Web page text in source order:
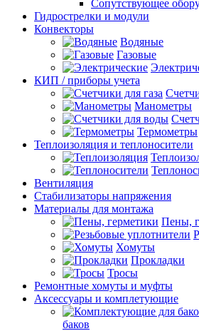
Сопутствующее
Гидрострелки и модули
Конвекторы
Водяные
Газовые
КИП / приборы учета
Манометры
Термометры
Теплоизоляция и теплоносители
Вентиляция
Стабилизаторы напряжения
Материалы для монтажа
Пены,
Хомуты
Прокладки
Тросы
Ремонтные хомуты и муфты
Аксессуары и комплетующие
баков